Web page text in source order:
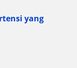
yang